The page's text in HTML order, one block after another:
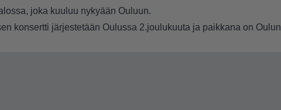
joka kuuluu nykyään Ouluun.
konsertti järjestetään Oulussa 2.joulukuuta ja paikkana on Oulun